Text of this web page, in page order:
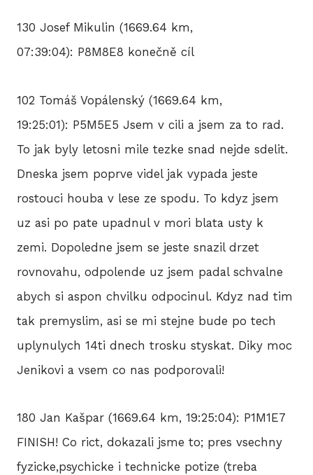
130 Josef Mikulin (1669.64 km,
07:39:04): P8M8E8 konečně cíl
102 Tomáš Vopálenský (1669.64 km,
19:25:01): P5M5E5 Jsem v cili a jsem za to rad.
To jak byly letosni mile tezke snad nejde sdelit.
Dneska jsem poprve videl jak vypada jeste
rostouci houba v lese ze spodu. To kdyz jsem
uz asi po pate upadnul v mori blata usty k
zemi. Dopoledne jsem se jeste snazil drzet
rovnovahu, odpolende uz jsem padal schvalne
abych si aspon chvilku odpocinul. Kdyz nad tim
tak premyslim, asi se mi stejne bude po tech
uplynulych 14ti dnech trosku styskat. Diky moc
Jenikovi a vsem co nas podporovali!
180 Jan Kašpar (1669.64 km, 19:25:04): P1M1E7
FINISH! Co rict, dokazali jsme to; pres vsechny
fyzicke,psychicke i technicke potize (treba